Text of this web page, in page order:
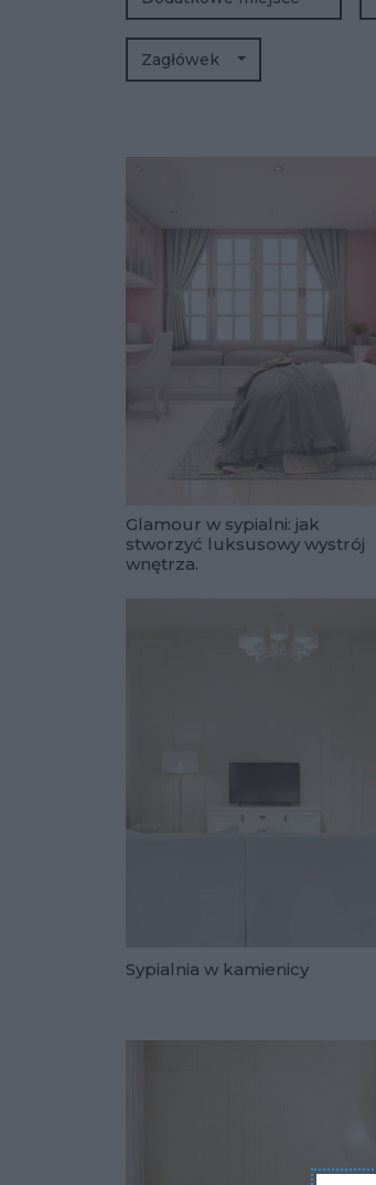
Zagłówek
Glamour w sypialni: jak
stworzyć luksusowy wystrój
wnętrza.
Sypialnia w kamienicy